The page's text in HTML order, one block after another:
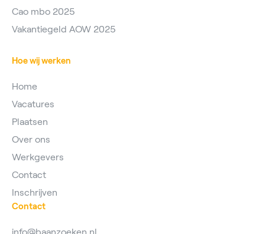
Cao mbo 2025
Vakantiegeld AOW 2025
Hoe wij werken
Home
Vacatures
Plaatsen
Over ons
Werkgevers
Contact
Inschrijven
Contact